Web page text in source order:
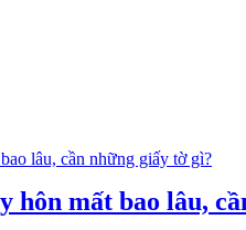
mất bao lâu,